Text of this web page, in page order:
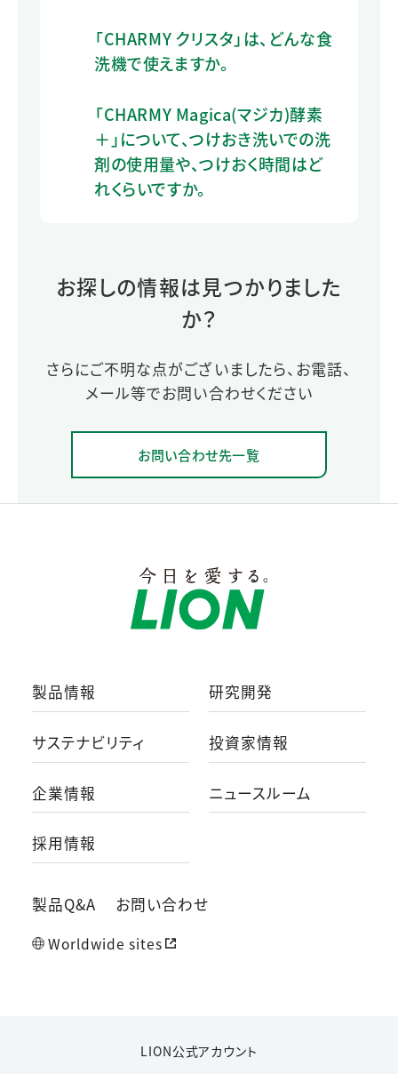
「CHARMY クリスタ」は、どんな食
洗機で使えますか。
「CHARMY Magica(マジカ)酵素
＋」について、つけおき洗いでの洗
剤の使用量や、つけおく時間はど
れくらいですか。
お探しの情報は見つかりました
か？
さらにご不明な点がございましたら、お電話、
メール等でお問い合わせください
お問い合わせ先一覧
製品情報 研究開発
サステナビリティ 投資家情報
企業情報 ニュースルーム
採用情報
製品Q&A お問い合わせ
Worldwide sites
LION公式アカウント